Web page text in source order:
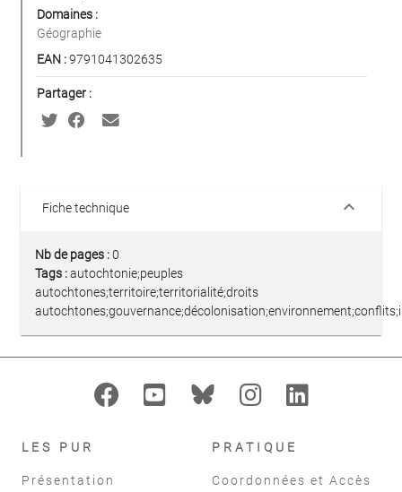
Domaines :
Géographie
EAN :9791041302635
Partager :
Fiche technique keyboard_arrow_down
Nb de pages :0
Tags :autochtonie;peuples
autochtones;territoire;territorialité;droits
LES PUR
Présentation
PRATIQUE
Coordonnées et Accès